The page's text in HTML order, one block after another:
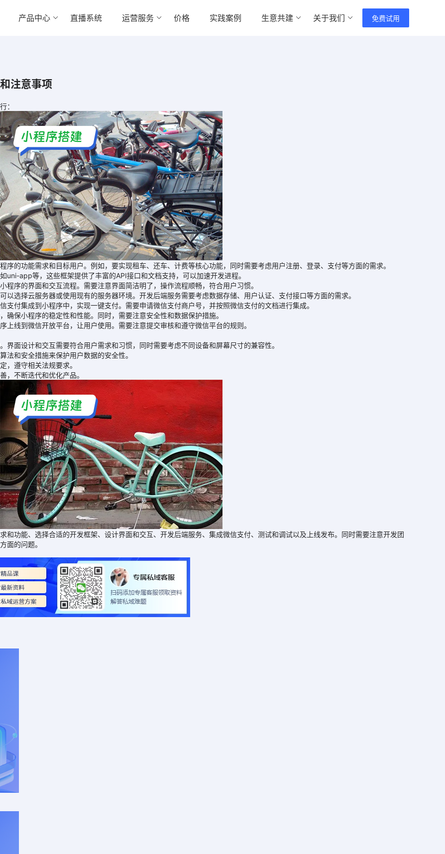
产品中心 直播系统 运营服务 价格 实践案例 生意共建 关于我们 免费试用
注意事项
：
的功能需求和目标用户。例如，要实现租车、还车、计费等核心功能，同时需要考虑用户注册、登录、支付等方面的需求。
app等，这些框架提供了丰富的API接口和文档支持，可以加速开发进程。
序的界面和交互流程。需要注意界面简洁明了，操作流程顺畅，符合用户习惯。
选择云服务器或使用现有的服务器环境。开发后端服务需要考虑数据存储、用户认证、支付接口等方面的需求。
付集成到小程序中，实现一键支付。需要申请微信支付商户号，并按照微信支付的文档进行集成。
保小程序的稳定性和性能。同时，需要注意安全性和数据保护措施。
线到微信开放平台，让用户使用。需要注意提交审核和遵守微信平台的规则。
面设计和交互需要符合用户需求和习惯，同时需要考虑不同设备和屏幕尺寸的兼容性。
和安全措施来保护用户数据的安全性。
遵守相关法规要求。
不断迭代和优化产品。
功能、选择合适的开发框架、设计界面和交互、开发后端服务、集成微信支付、测试和调试以及上线发布。同时需要注意开发团
面的问题。